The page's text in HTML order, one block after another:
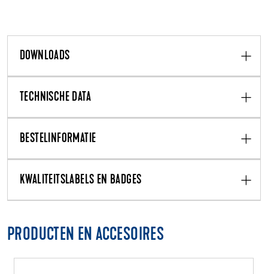
DOWNLOADS
TECHNISCHE DATA
BESTELINFORMATIE
KWALITEITSLABELS EN BADGES
PRODUCTEN EN ACCESOIRES